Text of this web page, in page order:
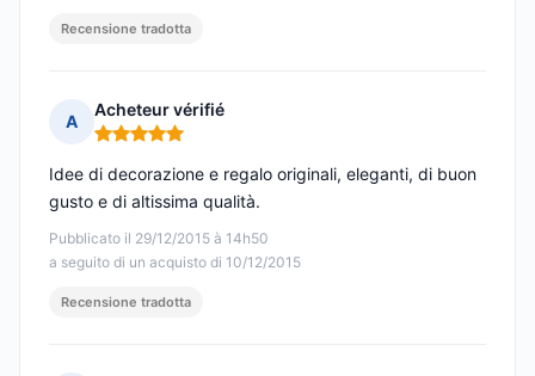
Recensione tradotta
A
Acheteur vérifié
Nota: 5 su 5
Pubblicato il 29/12/2015 à 14h50
a seguito di un acquisto di 10/12/2015
Idee di decorazione e regalo originali, eleganti, di buon
gusto e di altissima qualità.
Recensione tradotta